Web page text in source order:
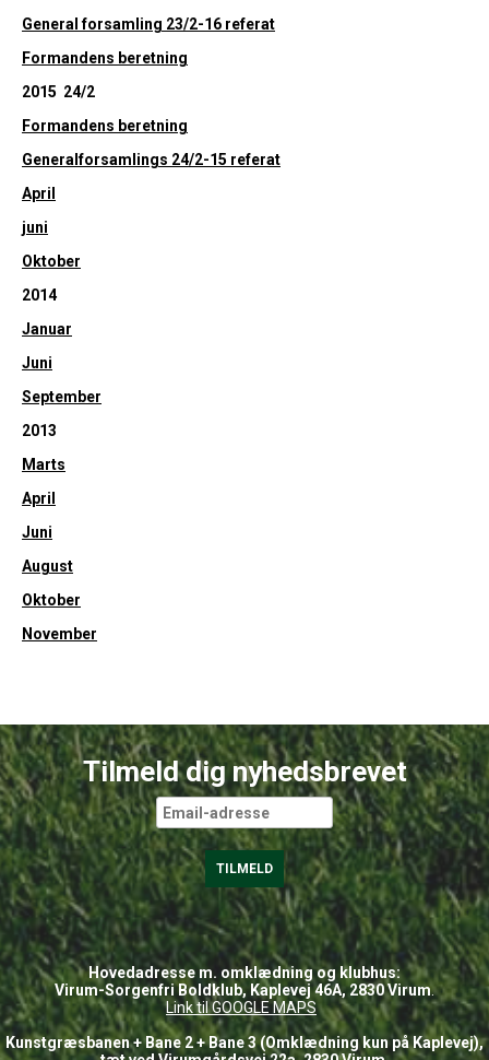
General forsamling 23/2-16 referat
Formandens beretning
2015 24/2
Formandens beretning
Generalforsamlings 24/2-15 referat
April
juni
Oktober
2014
Januar
Juni
September
2013
Marts
April
Juni
August
Oktober
November
Tilmeld dig nyhedsbrevet
Hovedadresse m. omklædning og klubhus:
Virum-Sorgenfri Boldklub, Kaplevej 46A, 2830 Virum.
Link til GOOGLEMAPS
Kunstgræsbanen + Bane 2 + Bane 3 (Omklædning kun på Kaplevej),